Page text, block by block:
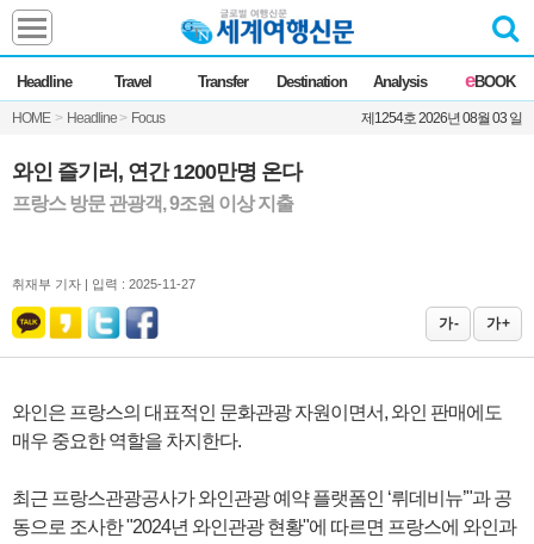
Headline Travel Transfer Destination Analysis eBOOK
HOME > Headline > Focus 제1254호 2026년 08월 03 일
Headline
전체 News
Commentary Opinion
Focus Marketing
ZoomIn
Transfer
와인 즐기러, 연간 1200만명 온다
프랑스 방문 관광객, 9조원 이상 지출
취재부 기자 | 입력 : 2025-11-27
가 - 가 +
와인은 프랑스의 대표적인 문화관광 자원이면서, 와인 판매에도
매우 중요한 역할을 차지한다.
최근 프랑스관광공사가 와인관광 예약 플랫폼인 ‘뤼데비뉴’"과 공
동으로 조사한 "2024년 와인관광 현황"에 따르면 프랑스에 와인과